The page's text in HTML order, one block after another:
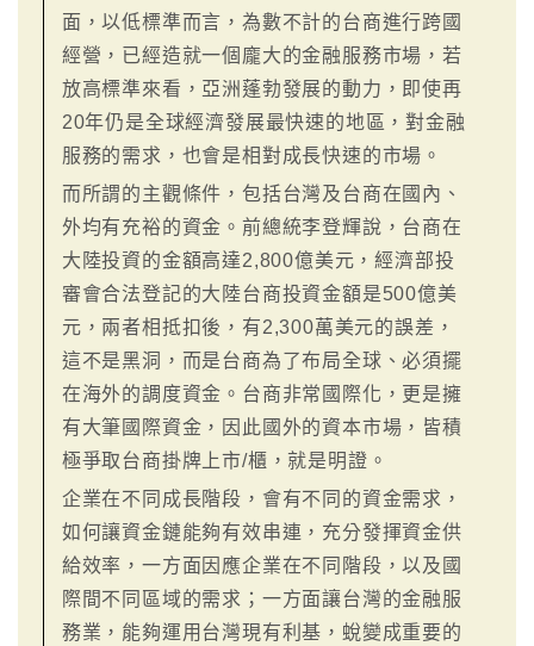
面，以低標準而言，為數不計的台商進行跨國
經營，已經造就一個龐大的金融服務市場，若
放高標準來看，亞洲蓬勃發展的動力，即使再
20年仍是全球經濟發展最快速的地區，對金融
服務的需求，也會是相對成長快速的市場。
而所謂的主觀條件，包括台灣及台商在國內、
外均有充裕的資金。前總統李登輝說，台商在
大陸投資的金額高達2,800億美元，經濟部投
審會合法登記的大陸台商投資金額是500億美
元，兩者相抵扣後，有2,300萬美元的誤差，
這不是黑洞，而是台商為了布局全球、必須擺
在海外的調度資金。台商非常國際化，更是擁
有大筆國際資金，因此國外的資本市場，皆積
極爭取台商掛牌上市/櫃，就是明證。
企業在不同成長階段，會有不同的資金需求，
如何讓資金鏈能夠有效串連，充分發揮資金供
給效率，一方面因應企業在不同階段，以及國
際間不同區域的需求；一方面讓台灣的金融服
務業，能夠運用台灣現有利基，蛻變成重要的